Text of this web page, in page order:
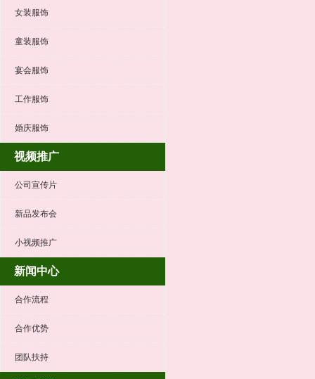
女装服饰
童装服饰
宴会服饰
工作服饰
婚庆服饰
视频推广
公司宣传片
新品发布会
小视频推广
新闻中心
合作流程
合作优势
团队扶持